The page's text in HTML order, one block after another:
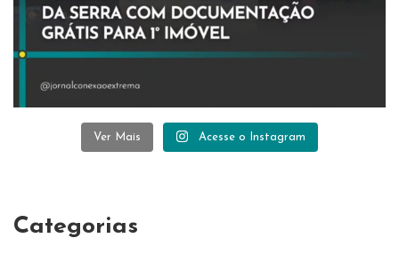
Ver Mais Acesse o Instagram
Categorias